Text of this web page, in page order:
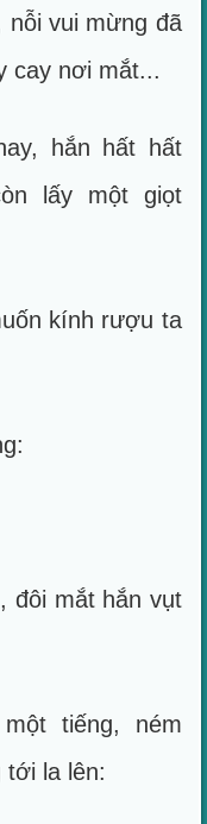
nỗi vui mừng đã
cay nơi mắt...
hắn hất hất
lấy một giọt
kính rượu ta
đôi mắt hắn vụt
tiếng, ném
tới la lên: